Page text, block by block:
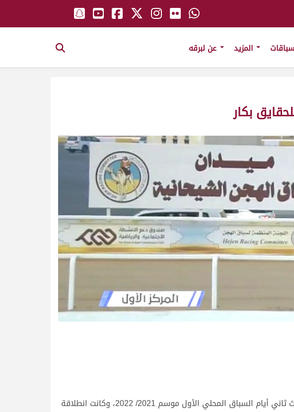
بكار
تواصلت الانطلاقات صباح اليوم الأحد الخامس من سبتمبر 2021 على أرضية ميدان الشحانية، حيث ثاني أيام السباق المحلي الأول موسم 2021/ 2022، وكانت انطلاقة